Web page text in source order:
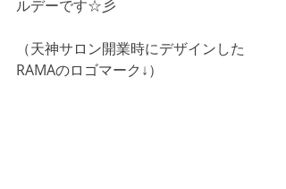
ルデーです☆彡
（天神サロン開業時にデザインした
RAMAのロゴマーク↓）